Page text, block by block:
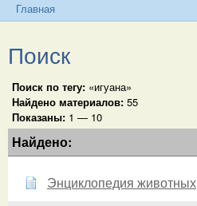
Главная
Поиск
Поиск по тегу: «игуана»
Найдено материалов: 55
Показаны: 1 — 10
Найдено:
Энциклопедия животных